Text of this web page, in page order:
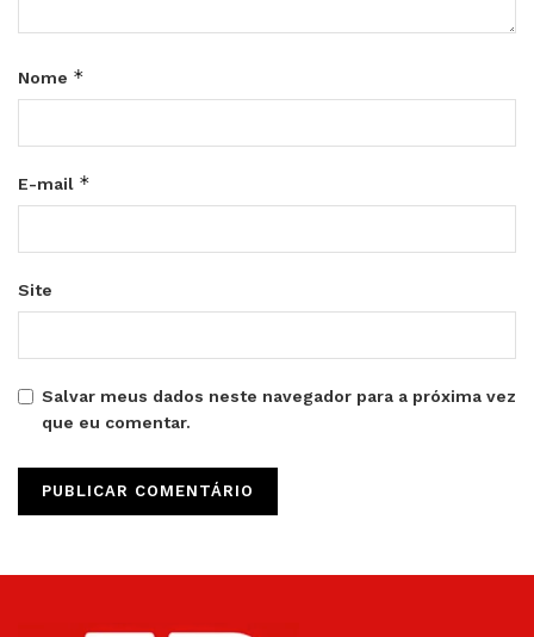
Nome *
E-mail *
Site
Salvar meus dados neste navegador para a próxima vez
que eu comentar.